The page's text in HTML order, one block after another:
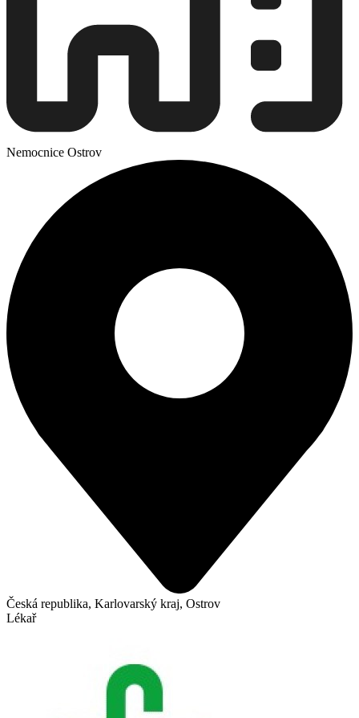
Nemocnice Ostrov
Česká republika, Karlovarský kraj, Ostrov
Lékař